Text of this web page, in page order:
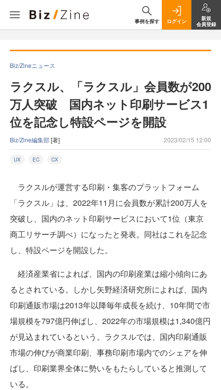
事例を探す ログイン
新規
会員登録
Biz/Zineニュース
ラクスル、「ラクスル」会員数が200
万人突破 国内ネット印刷サービス1
位を記念し特設ページを開設
Biz/Zine編集部[著] 2023/02/15 12:00
UX EC CX
ラクスルが運営する印刷・集客のプラットフォーム
「ラクスル」は、2022年11月に会員数が累計200万人を
突破し、国内のネット印刷サービスにおいて1位（東京
商工リサーチ調べ）になったと発表。同社はこれを記念
し、特設ページを開設した。
経済産業省によれば、国内の印刷産業は縮小傾向にあ
るとされている。しかし矢野経済研究所によれば、国内
印刷通販市場は2013年以降毎年成長を続け、10年間で市
場規模を797億円伸ばし、2022年の市場規模は1,340億円
が見込まれているという。ラクスルでは、国内印刷通販
市場の伸びが商業印刷、事務印刷市場内でのシェアを伸
ばし、印刷業界全体に勢いをもたらしていると推測して
いる。